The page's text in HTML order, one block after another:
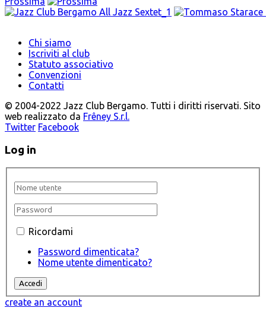
Chi siamo
Iscriviti al club
Statuto associativo
Convenzioni
Contatti
© 2004-2022 Jazz Club Bergamo. Tutti i diritti riservati. Sito
web realizzato da Frêney S.r.l.
Twitter Facebook
Log in
Ricordami
Password dimenticata?
Nome utente dimenticato?
create an account